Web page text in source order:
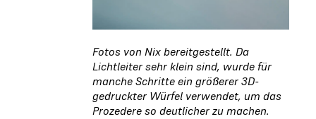
Fotos von Nix bereitgestellt. Da
Lichtleiter sehr klein sind, wurde für
manche Schritte ein größerer 3D-
gedruckter Würfel verwendet, um das
Prozedere so deutlicher zu machen.